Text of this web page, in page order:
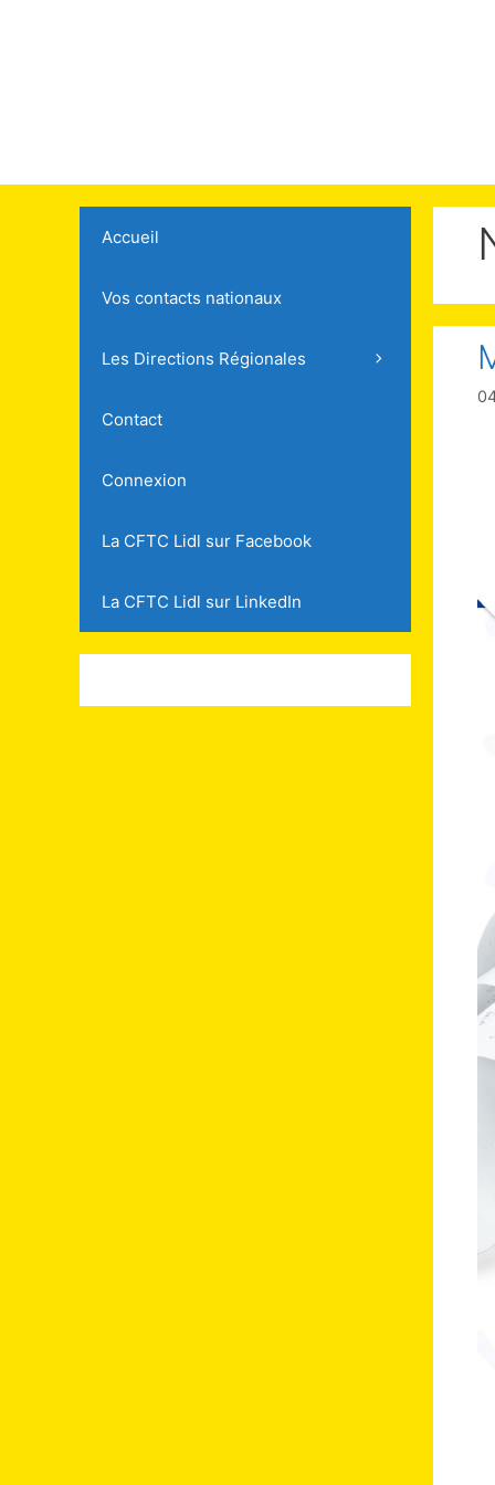
Accueil
Vos contacts nationaux
Les Directions Régionales
Contact
Connexion
La CFTC Lidl sur Facebook
La CFTC Lidl sur LinkedIn